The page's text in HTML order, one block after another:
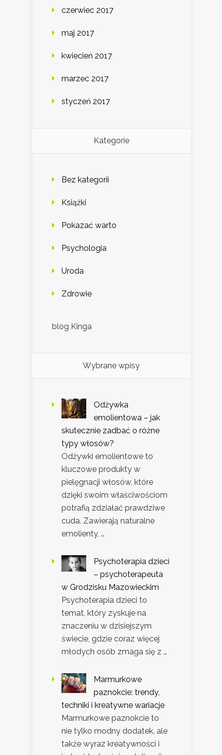
czerwiec 2017
maj 2017
kwiecień 2017
marzec 2017
styczeń 2017
Kategorie
Bez kategorii
Książki
Pokazać warto
Psychologia
Uroda
Zdrowie
blog Kinga
Wybrane wpisy
Odżywka
emolientowa – jak
skutecznie zadbać o różne
typy włosów?
Odżywki emolientowe to
kluczowe produkty w
pielęgnacji włosów, które
dzięki swoim właściwościom
potrafią zdziałać prawdziwe
cuda. Zawierają naturalne
emolienty, …
Psychoterapia dzieci
– psychoterapeuta
w Grodzisku Mazowieckim
Psychoterapia dzieci to
temat, który zyskuje na
znaczeniu w dzisiejszym
świecie, gdzie coraz więcej
młodych osób zmaga się z …
Marmurkowe
paznokcie: trendy,
techniki i kreatywne wariacje
Marmurkowe paznokcie to
nie tylko modny dodatek, ale
także wyraz kreatywności i